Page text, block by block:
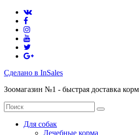
Сделано в InSales
Зоомагазин №1 - быстрая доставка
Для собак
Лечебные корма